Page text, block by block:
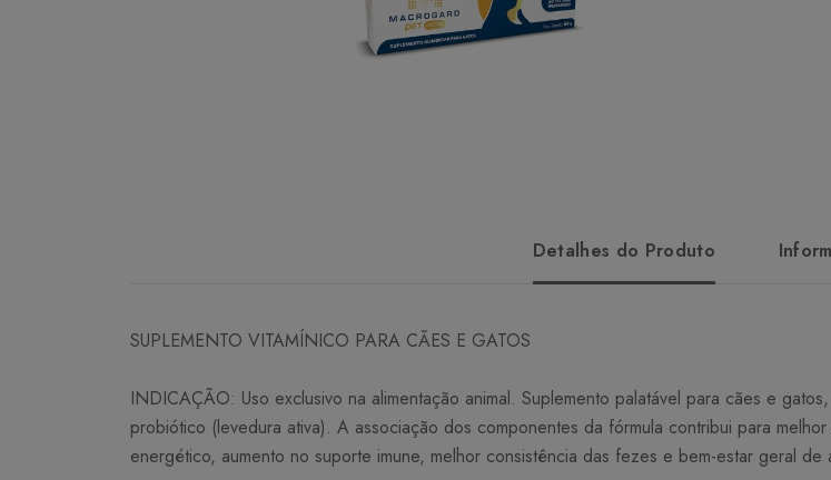
Detalhes do Produto
SUPLEMENTO VITAMÍNICO PARA CÃES E GATOS
INDICAÇÃO: Uso exclusivo na alimentação animal. Suplemento palatável para cães e
probiótico (levedura ativa). A associação dos componentes da fórmula contribui para
energético, aumento no suporte imune, melhor consistência das fezes e bem-estar geral de